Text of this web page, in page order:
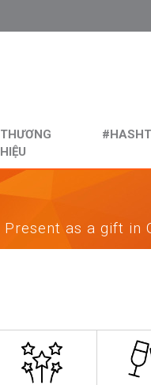
THƯƠNG
HIỆU
Present as a gift in